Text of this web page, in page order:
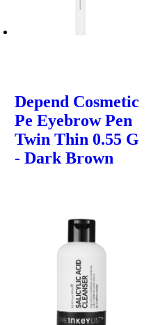
Depend Cosmetic
Pe Eyebrow Pen
Twin Thin 0.55 G
- Dark Brown